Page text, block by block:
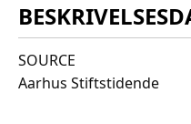
SOURCE
Aarhus Stiftstidende